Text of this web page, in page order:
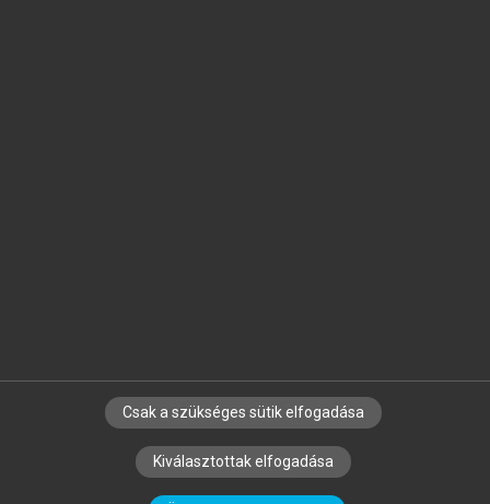
SZERZŐKNEK CÉGEKNEK KÖNYVTÁROSOKNAK
SZERKESZTÉSI ÉS LEKTORÁLÁSI ALAPELVEK
Csak a szükséges sütik elfogadása
Kiválasztottak elfogadása